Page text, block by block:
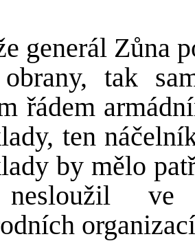
generál Zůna
tak
řádem
ten
by mělo
ve